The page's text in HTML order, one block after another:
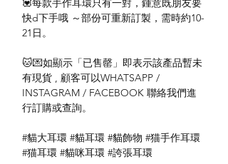
💟每款手作耳環只有一對，鍾意既朋友要
快d下手哦 ～部份可重新訂製，需時約10-
21日。
🐱💌如顯示「已售罄」即表示該產品暫未
有現貨 , 顧客可以WHATSAPP /
INSTAGRAM / FACEBOOK 聯絡我們進
行訂購或查詢。
#貓大耳環 #貓耳環 #貓飾物 #猫手作耳環
#猫耳環 #貓咪耳環 #誇張耳環